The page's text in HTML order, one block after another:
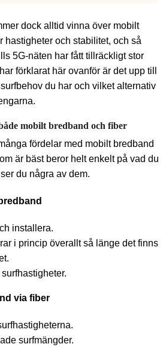
dock alltid vinna över mobilt
hastigheter och stabilitet, och så
5G-näten har fått tillräckligt stor
förklarat här ovanför är det upp till
du har och vilket alternativ
mobilt bredband och fiber
fördelar med mobilt bredband
är bäst beror helt enkelt på vad du
du några av dem.
installera.
i princip överallt så länge det finns
via fiber
surfmängder.